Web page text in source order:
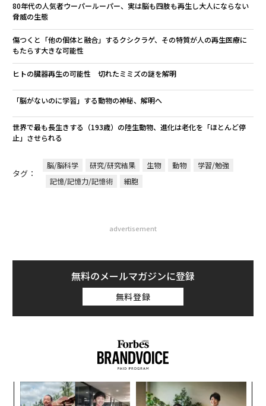
80年代の人気者ウーパールーパー、実は脳も四肢も再生し大人にならない
脅威の生態
傷つくと「他の個体と融合」するクシクラゲ、その特質が人の再生医療に
もたらす大きな可能性
ヒトの臓器再生の可能性 切れたミミズの謎を解明
「脳がないのに学習」する動物の神秘、解明へ
世界で最も長生きする（193歳）の陸生動物、進化は老化を「ほとんど停
止」させられる
タグ：
脳/脳科学 研究/研究結果 生物 動物
学習/勉強
記憶/記憶力/記憶術
細胞
advertisement
無料のメールマガジンに登録
無料登録